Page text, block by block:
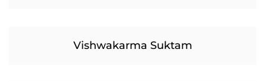
Vishwakarma Suktam